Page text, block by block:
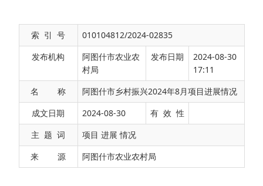
索 引 号
010104812/2024-02835
发布机构
阿图什市农业农
村局
发布日期
2024-08-30
17:11
名 称
阿图什市乡村振兴2024年8月项目进展情况
成文日期
2024-08-30
有 效 性
主 题 词
项目 进展 情况
来 源
阿图什市农业农村局
目87个，总投资6.07亿元。截至目前，已完工项目
28个，完工率为32.18%，正在实施项目52个、正在
开展前期7个。已到位中央、自治区衔接资金49572